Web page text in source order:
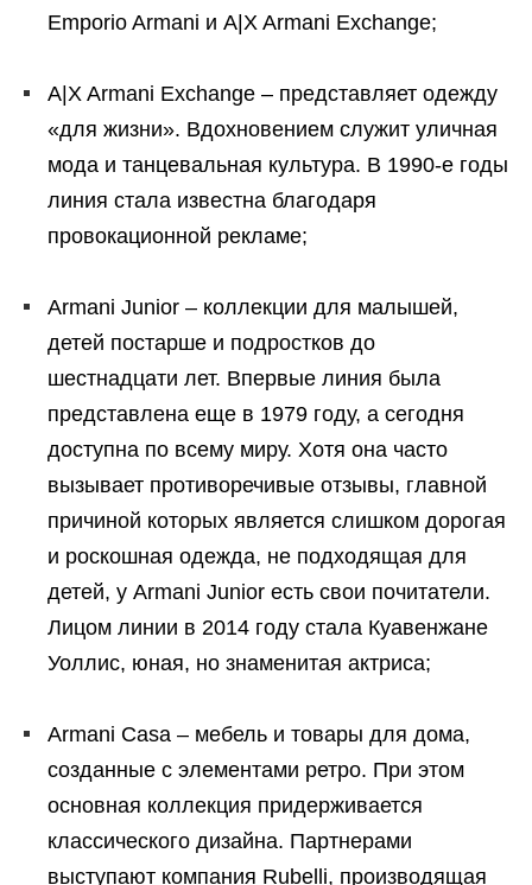
Emporio Armani и A|X Armani Exchange;
A|X Armani Exchange – представляет одежду
«для жизни». Вдохновением служит уличная
мода и танцевальная культура. В 1990-е годы
линия стала известна благодаря
провокационной рекламе;
Armani Junior – коллекции для малышей,
детей постарше и подростков до
шестнадцати лет. Впервые линия была
представлена еще в 1979 году, а сегодня
доступна по всему миру. Хотя она часто
вызывает противоречивые отзывы, главной
причиной которых является слишком дорогая
и роскошная одежда, не подходящая для
детей, у Armani Junior есть свои почитатели.
Лицом линии в 2014 году стала Куавенжане
Уоллис, юная, но знаменитая актриса;
Armani Casa – мебель и товары для дома,
созданные с элементами ретро. При этом
основная коллекция придерживается
классического дизайна. Партнерами
выступают компания Rubelli, производящая